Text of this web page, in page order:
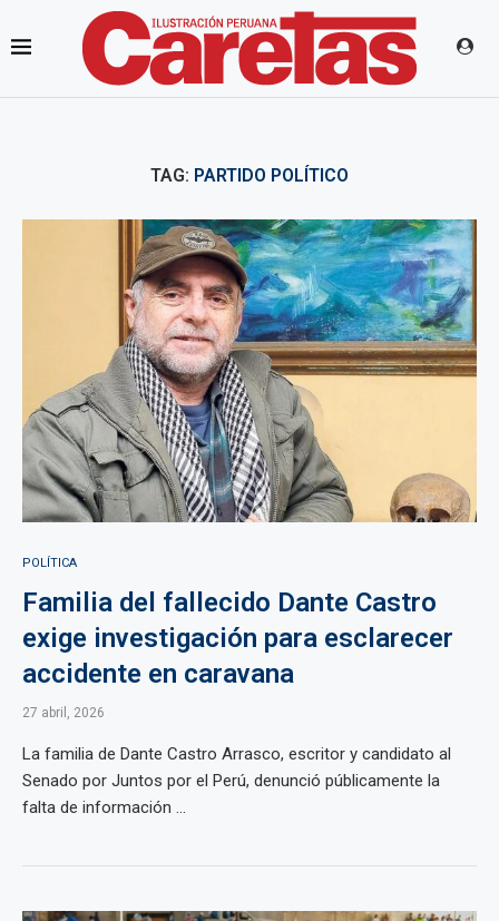
TAG: PARTIDO POLÍTICO
POLÍTICA
Familia del fallecido Dante Castro
exige investigación para esclarecer
accidente en caravana
27 abril, 2026
La familia de Dante Castro Arrasco, escritor y candidato al
Senado por Juntos por el Perú, denunció públicamente la
falta de información ...